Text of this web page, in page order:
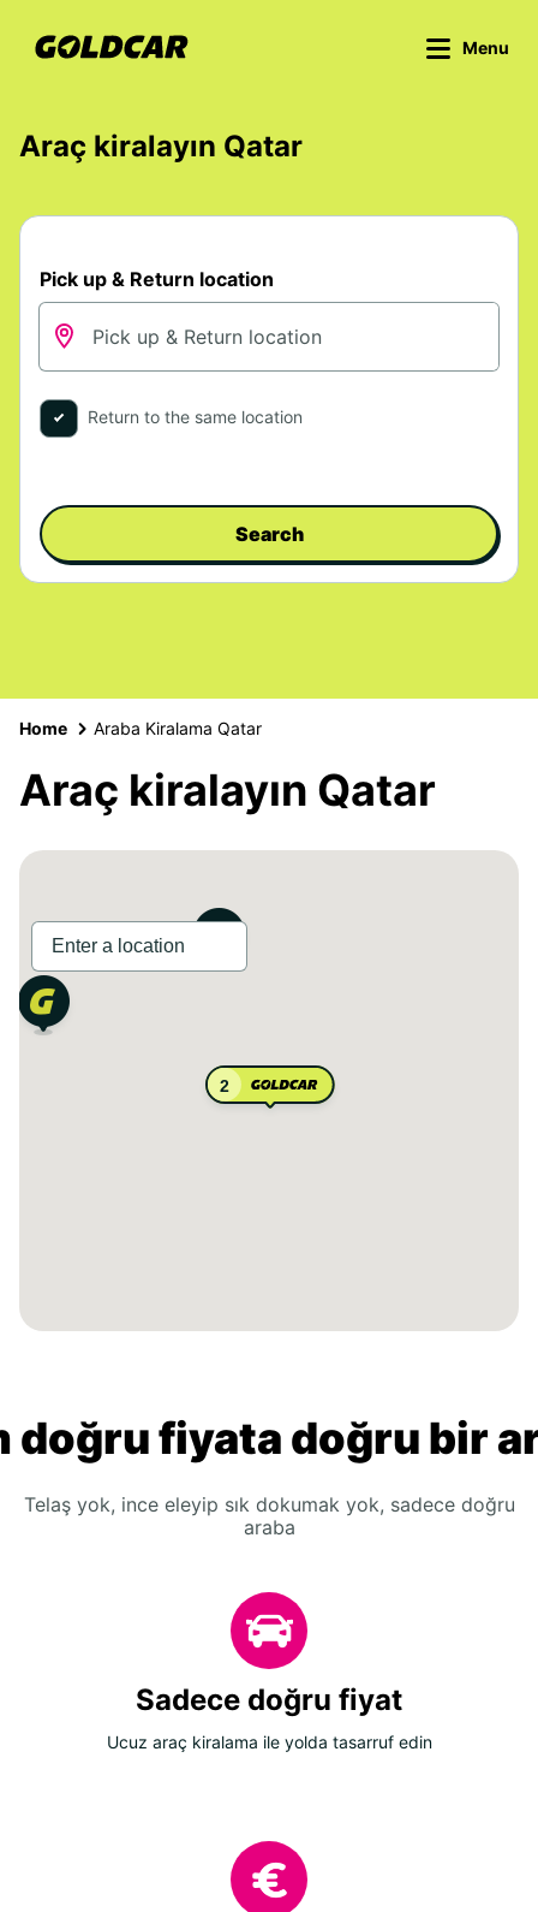
Menu
Araç kiralayın Qatar
Pick up & Return location
Return to the same location
Search
Home Araba Kiralama Qatar
Araç kiralayın Qatar
2
doğru fiyata doğru bir
Telaş yok, ince eleyip sık dokumak yok, sadece doğru
araba
Sadece doğru fiyat
Ucuz araç kiralama ile yolda tasarruf edin